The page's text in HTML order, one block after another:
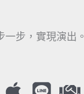
步，實現演出。